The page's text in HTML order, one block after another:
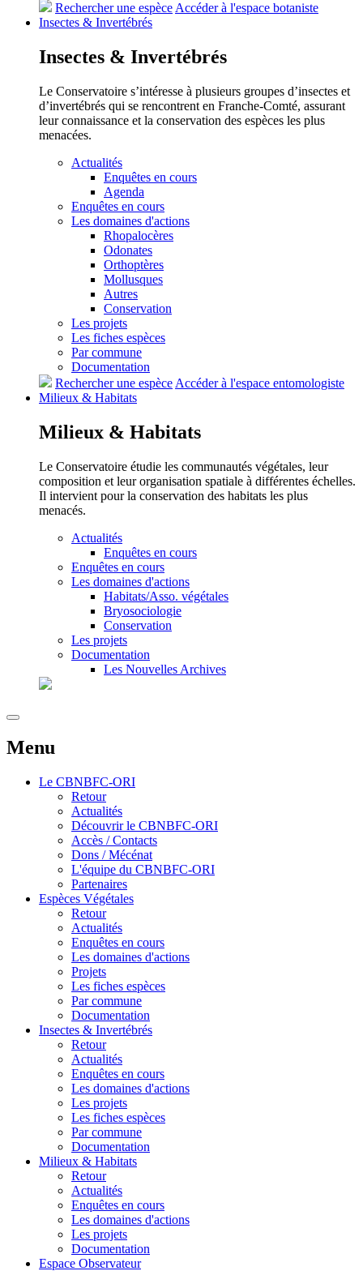
Rechercher une espèceAccéder à l'espace botaniste
Insectes & Invertébrés
Insectes & Invertébrés
Le Conservatoire s’intéresse à plusieurs groupes d’insectes et
d’invertébrés qui se rencontrent en Franche-Comté, assurant
leur connaissance et la conservation des espèces les plus
menacées.
Actualités
Enquêtes en cours
Agenda
Enquêtes en cours
Les domaines d'actions
Rhopalocères
Odonates
Orthoptères
Mollusques
Autres
Conservation
Les projets
Les fiches espèces
Par commune
Documentation
Rechercher une espèce Accéder à l'espace entomologiste
Milieux & Habitats
Milieux & Habitats
Le Conservatoire étudie les communautés végétales, leur
composition et leur organisation spatiale à différentes échelles.
Il intervient pour la conservation des habitats les plus
menacés.
Actualités
Enquêtes en cours
Enquêtes en cours
Les domaines d'actions
Habitats/Asso. végétales
Bryosociologie
Conservation
Les projets
Documentation
Les Nouvelles Archives
Menu
Le CBNBFC-ORI
Retour
Actualités
Découvrir le CBNBFC-ORI
Accès / Contacts
Dons / Mécénat
L'équipe du CBNBFC-ORI
Partenaires
Espèces Végétales
Retour
Actualités
Enquêtes en cours
Les domaines d'actions
Projets
Les fiches espèces
Par commune
Documentation
Insectes & Invertébrés
Retour
Actualités
Enquêtes en cours
Les domaines d'actions
Les projets
Les fiches espèces
Par commune
Documentation
Milieux & Habitats
Retour
Actualités
Enquêtes en cours
Les domaines d'actions
Les projets
Documentation
Espace Observateur